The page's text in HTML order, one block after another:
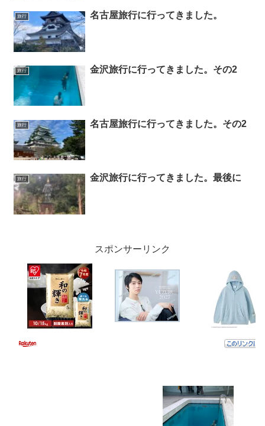
旅行 名古屋旅行に行ってきました。
旅行 金沢旅行に行ってきました。その2
旅行 名古屋旅行に行ってきました。その2
旅行 金沢旅行に行ってきました。最後に
スポンサーリンク